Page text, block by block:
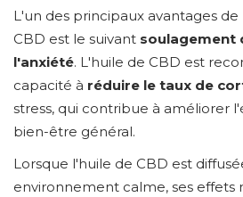
L'un des principaux avantages
CBD est le suivant soulagement
l'anxiété. L'huile de CBD est
capacité à réduire le taux de
stress, qui contribue à améliorer
bien-être général.
Lorsque l'huile de CBD est
environnement calme, ses effets